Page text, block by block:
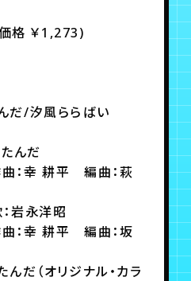
格 ￥1,273)
だ/汐風ららばい
んだ
：幸 耕平 編曲：萩
岩永洋昭
：幸 耕平 編曲：坂
だ（オリジナル・カラ